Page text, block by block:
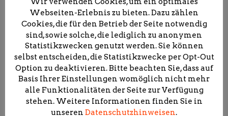
Webseiten-Erlebnis zu bieten. Dazu zählen
Cookies, die für den Betrieb der Seite notwendig
sind, sowie solche, die lediglich zu anonymen
Statistikzwecken genutzt werden. Sie können
selbst entscheiden, die Statistikzwecke per Opt-Out
Option zu deaktivieren. Bitte beachten Sie, dass auf
Basis Ihrer Einstellungen womöglich nicht mehr
alle Funktionalitäten der Seite zur Verfügung
stehen. Weitere Informationen finden Sie in
unseren Datenschutzhinweisen.